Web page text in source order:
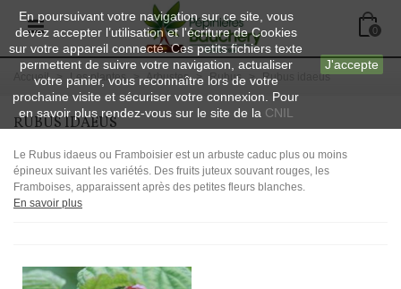
En poursuivant votre navigation sur ce site, vous
devez accepter l’utilisation et l'écriture de Cookies
sur votre appareil connecté. Ces petits fichiers texte
permettent de suivre votre navigation, actualiser
votre panier, vous reconnaître lors de votre
prochaine visite et sécuriser votre connexion. Pour
en savoir plus rendez-vous sur le site de la CNIL
J'accepte
0
Accueil > Les plantes > Arbustes > Rubus > Rubus idaeus
RUBUS IDAEUS
Le Rubus idaeus ou Framboisier est un arbuste caduc plus ou moins
épineux suivant les variétés. Des fruits juteux souvant rouges, les
Framboises, apparaissent après des petites fleurs blanches.
En savoir plus